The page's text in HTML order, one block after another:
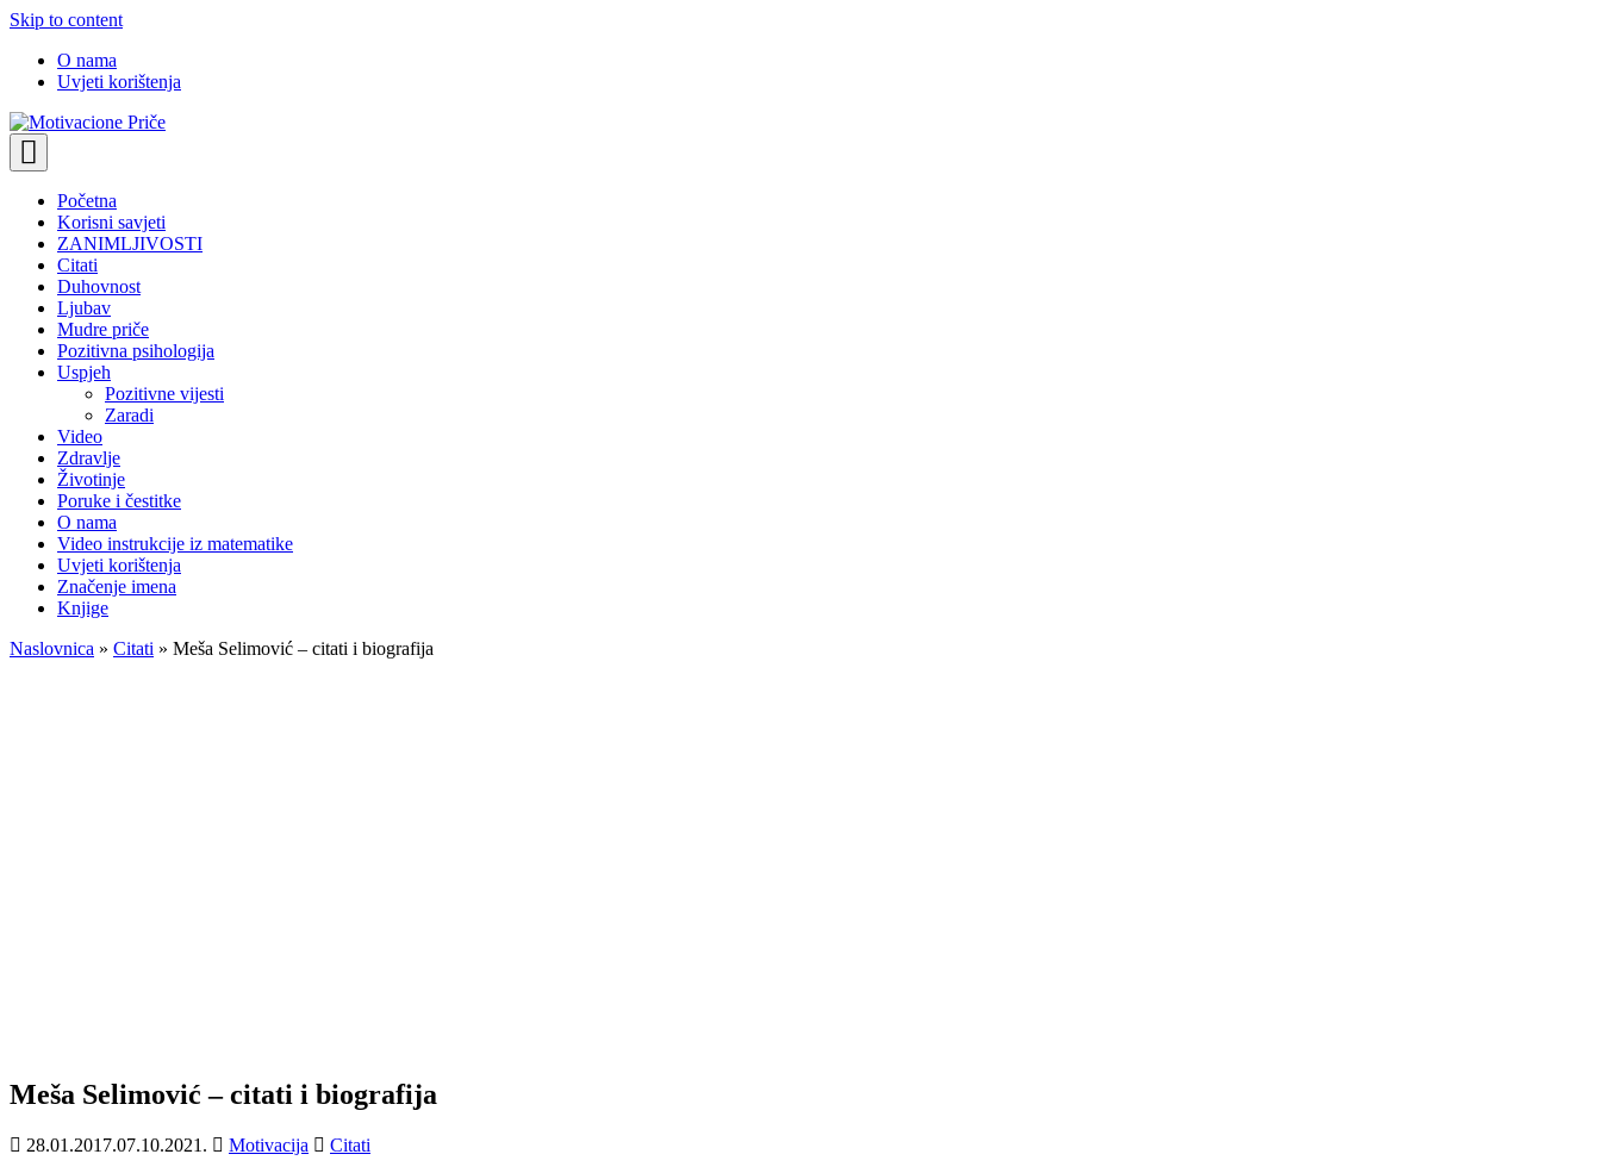
Skip to content
O nama
Uvjeti korištenja
Motivacione Priče
Mudre priče o životu i poučne priče o životu
Početna
Korisni savjeti
ZANIMLJIVOSTI
Citati
Duhovnost
Ljubav
Mudre priče
Pozitivna psihologija
Uspjeh
Pozitivne vijesti
Zaradi
Video
Zdravlje
Životinje
Poruke i čestitke
O nama
Video instrukcije iz matematike
Uvjeti korištenja
Značenje imena
Knjige
Naslovnica » Citati » Meša Selimović – citati i biografija
Meša Selimović – citati i biografija
28.01.2017.07.10.2021. Motivacija
Citati